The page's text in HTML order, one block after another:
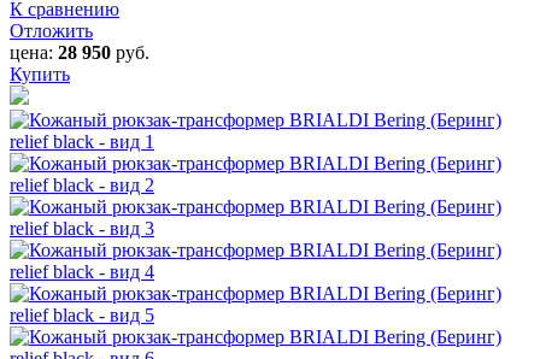
К сравнению
Отложить
цена: 28 950 руб.
Купить